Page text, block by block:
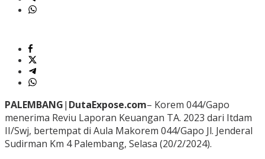
PALEMBANG| DutaExpose.com– Korem 044/Gapo
menerima Reviu Laporan Keuangan TA. 2023 dari Itdam
II/Swj, bertempat di Aula Makorem 044/Gapo Jl. Jenderal
Sudirman Km 4 Palembang, Selasa (20/2/2024).